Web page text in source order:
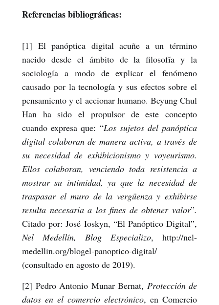
Referencias bibliográficas:
[1] El panóptica digital acuñe a un término
nacido desde el ámbito de la filosofía y la
sociología a modo de explicar el fenómeno
causado por la tecnología y sus efectos sobre el
pensamiento y el accionar humano. Beyung Chul
Han ha sido el propulsor de este concepto
cuando expresa que: “Los sujetos del panóptica
digital colaboran de manera activa, a través de
su necesidad de exhibicionismo y voyeurismo.
Ellos colaboran, venciendo toda resistencia a
mostrar su intimidad, ya que la necesidad de
traspasar el muro de la vergüenza y exhibirse
resulta necesaria a los fines de obtener valor”.
Citado por: José Ioskyn, “El Panóptico Digital”,
Nel Medellín, Blog Especializo, http://nel-
medellin.org/blogel-panoptico-digital/
(consultado en agosto de 2019).
[2] Pedro Antonio Munar Bernat, Protección de
datos en el comercio electrónico, en Comercio